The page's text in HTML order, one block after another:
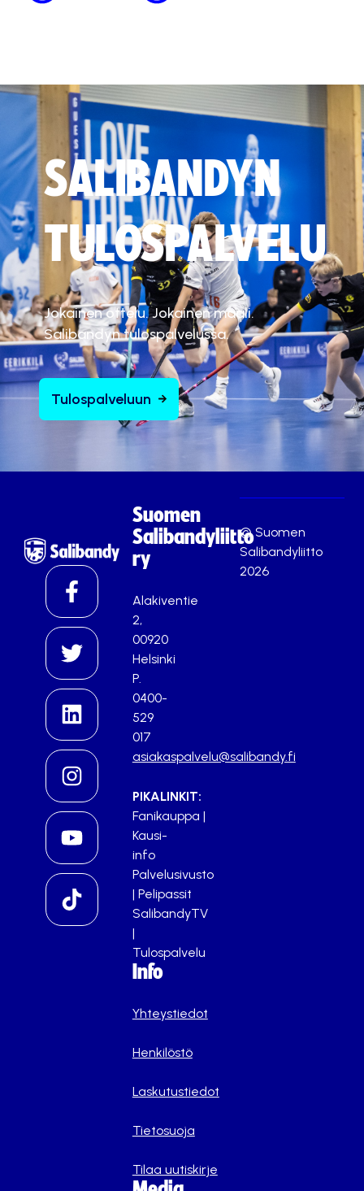
SALIBANDYN
TULOSPALVELU
Jokainen ottelu. Jokainen maali.
Salibandyn tulospalvelussa.
Tulospalveluun
Suomen
Salibandyliitto
ry
Alakiventie
2,
00920
Helsinki
P.
0400-
529
017
asiakaspalvelu@salibandy.fi
PIKALINKIT:
Fanikauppa |
Kausi-
info
Palvelusivusto
| Pelipassit
SalibandyTV
|
Tulospalvelu
Info
Yhteystiedot
Henkilöstö
Laskutustiedot
Tietosuoja
Tilaa uutiskirje
© Suomen
Salibandyliitto
2026